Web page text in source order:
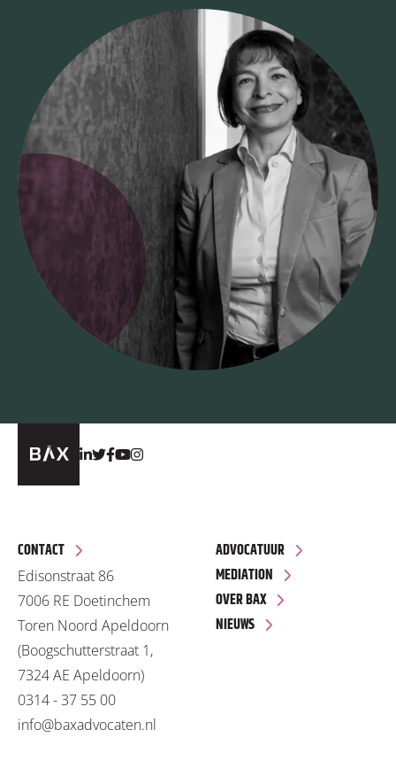
CONTACT
Edisonstraat 86
7006 RE Doetinchem
Toren Noord Apeldoorn
(Boogschutterstraat 1,
7324 AE Apeldoorn)
0314 - 37 55 00
info@baxadvocaten.nl
ADVOCATUUR
MEDIATION
OVER BAX
NIEUWS